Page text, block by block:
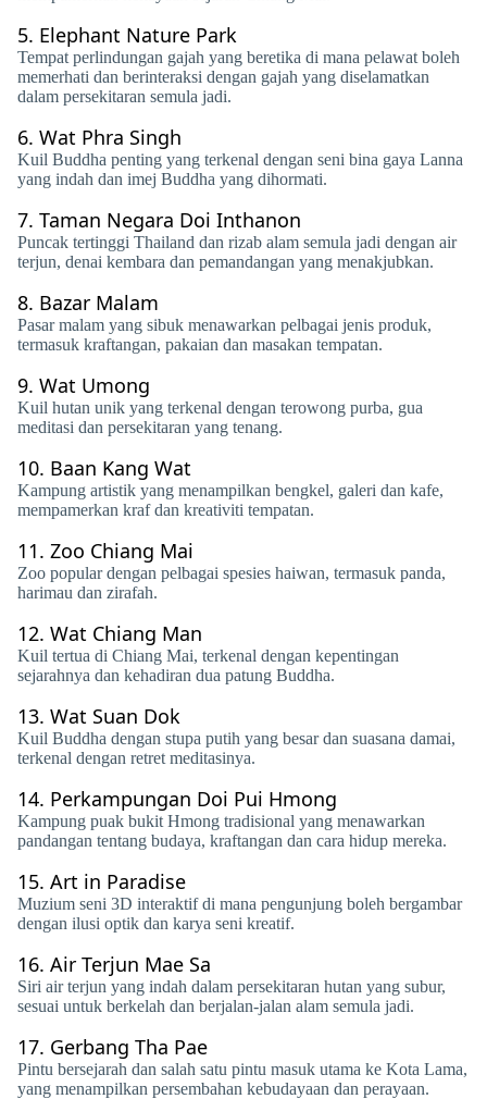
5. Elephant Nature Park
Tempat perlindungan gajah yang beretika di mana pelawat boleh
memerhati dan berinteraksi dengan gajah yang diselamatkan
dalam persekitaran semula jadi.
6. Wat Phra Singh
Kuil Buddha penting yang terkenal dengan seni bina gaya Lanna
yang indah dan imej Buddha yang dihormati.
7. Taman Negara Doi Inthanon
Puncak tertinggi Thailand dan rizab alam semula jadi dengan air
terjun, denai kembara dan pemandangan yang menakjubkan.
8. Bazar Malam
Pasar malam yang sibuk menawarkan pelbagai jenis produk,
termasuk kraftangan, pakaian dan masakan tempatan.
9. Wat Umong
Kuil hutan unik yang terkenal dengan terowong purba, gua
meditasi dan persekitaran yang tenang.
10. Baan Kang Wat
Kampung artistik yang menampilkan bengkel, galeri dan kafe,
mempamerkan kraf dan kreativiti tempatan.
11. Zoo Chiang Mai
Zoo popular dengan pelbagai spesies haiwan, termasuk panda,
harimau dan zirafah.
12. Wat Chiang Man
Kuil tertua di Chiang Mai, terkenal dengan kepentingan
sejarahnya dan kehadiran dua patung Buddha.
13. Wat Suan Dok
Kuil Buddha dengan stupa putih yang besar dan suasana damai,
terkenal dengan retret meditasinya.
14. Perkampungan Doi Pui Hmong
Kampung puak bukit Hmong tradisional yang menawarkan
pandangan tentang budaya, kraftangan dan cara hidup mereka.
15. Art in Paradise
Muzium seni 3D interaktif di mana pengunjung boleh bergambar
dengan ilusi optik dan karya seni kreatif.
16. Air Terjun Mae Sa
Siri air terjun yang indah dalam persekitaran hutan yang subur,
sesuai untuk berkelah dan berjalan-jalan alam semula jadi.
17. Gerbang Tha Pae
Pintu bersejarah dan salah satu pintu masuk utama ke Kota Lama,
yang menampilkan persembahan kebudayaan dan perayaan.